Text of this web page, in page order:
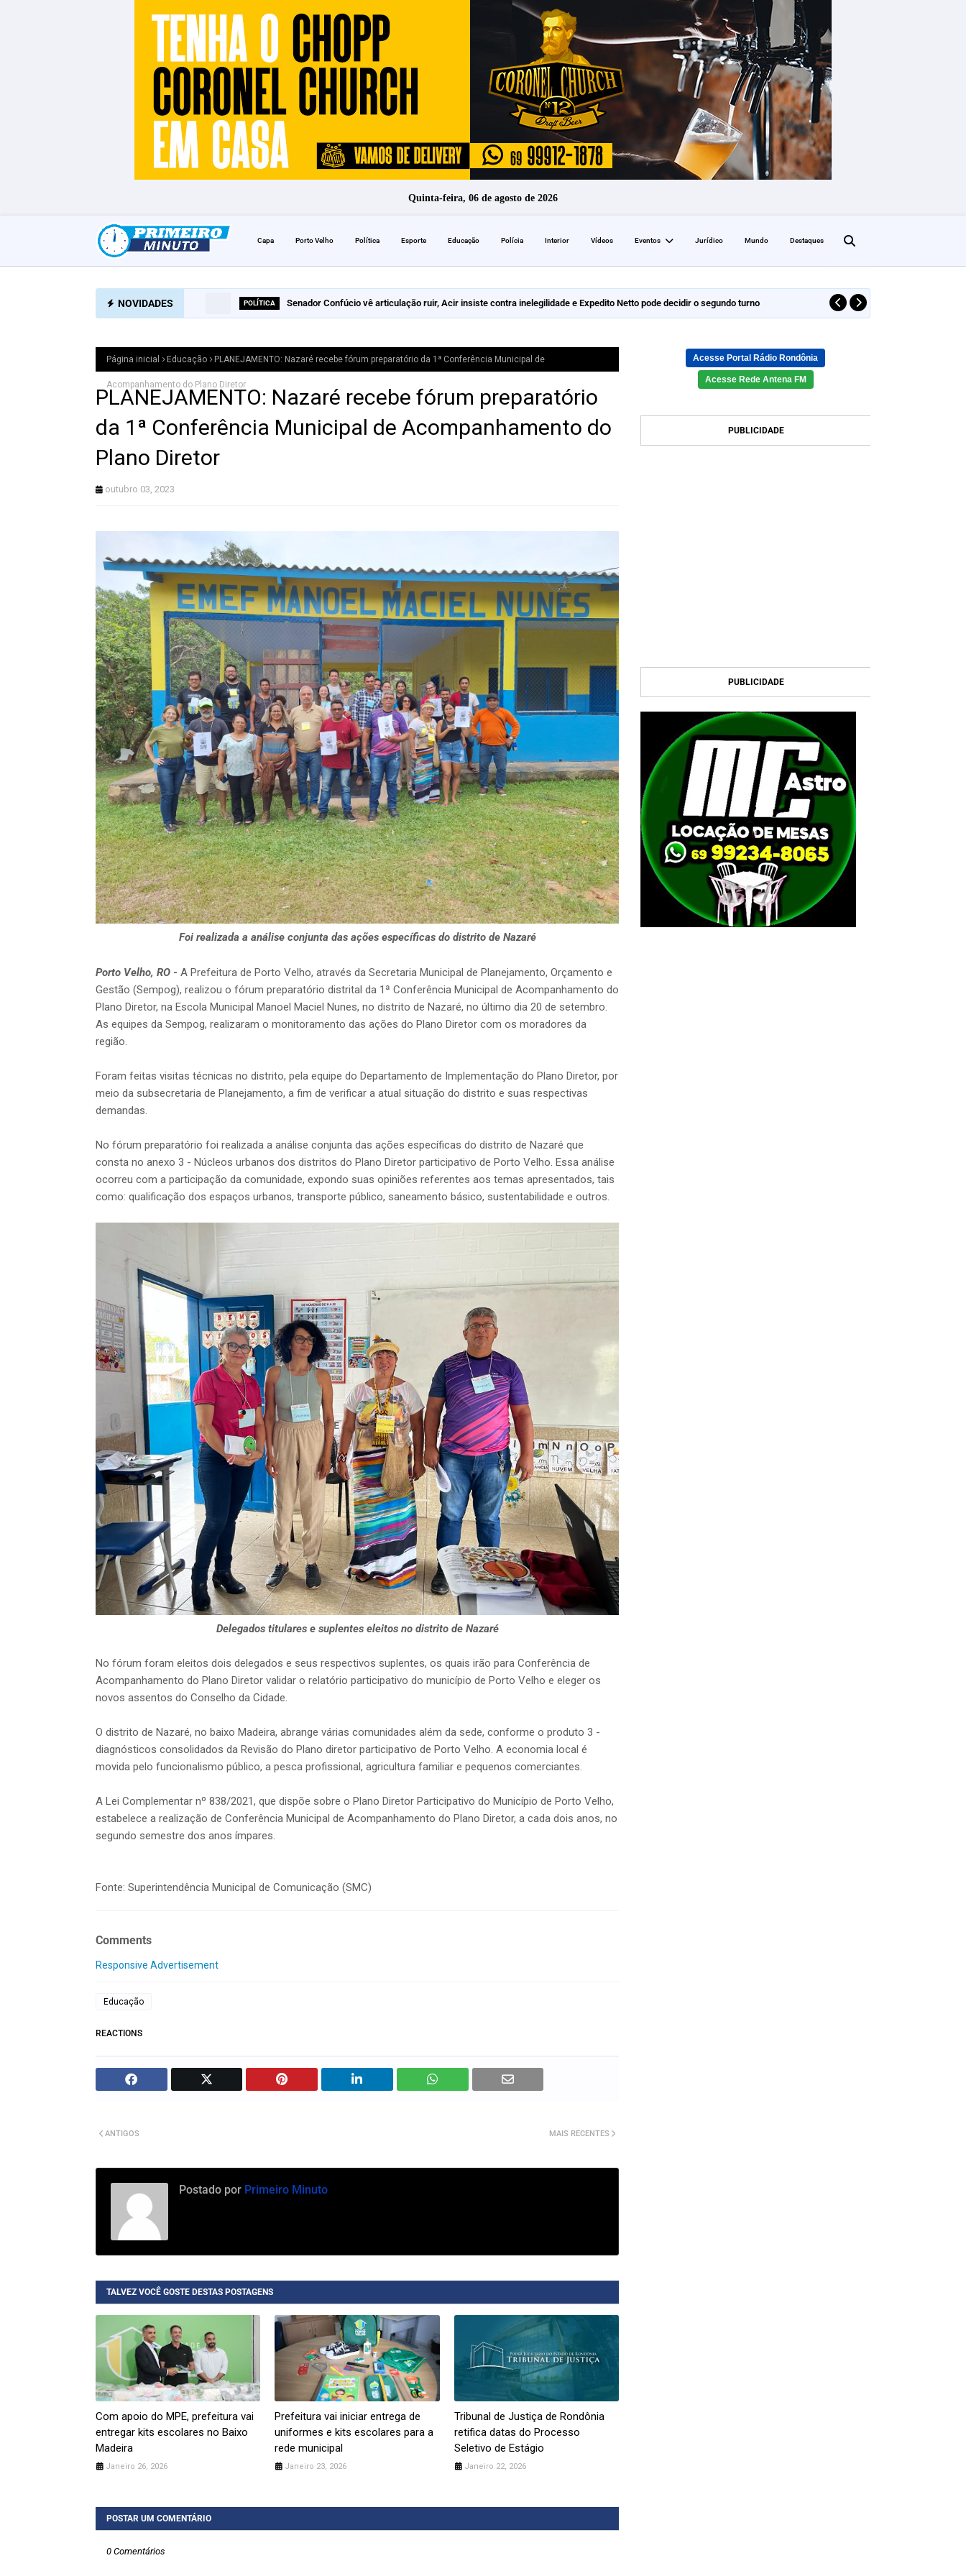
Quinta-feira, 06 de agosto de 2026
Capa Porto Velho Política Esporte Educação Polícia Interior Vídeos Eventos Jurídico Mundo Destaques
NOVIDADES POLÍTICA Senador Confúcio vê articulação ruir, Acir insiste contra inelegilidade e Expedito Netto pode decidir o segundo turno
Página inicial Educação PLANEJAMENTO: Nazaré recebe fórum preparatório da 1ª Conferência Municipal de
Acompanhamento do Plano Diretor
PLANEJAMENTO: Nazaré recebe fórum preparatório
da 1ª Conferência Municipal de Acompanhamento do
Plano Diretor
outubro 03, 2023
Foi realizada a análise conjunta das ações específicas do distrito de Nazaré
Porto Velho, RO - A Prefeitura de Porto Velho, através da Secretaria Municipal de Planejamento, Orçamento e
Gestão (Sempog), realizou o fórum preparatório distrital da 1ª Conferência Municipal de Acompanhamento do
Plano Diretor, na Escola Municipal Manoel Maciel Nunes, no distrito de Nazaré, no último dia 20 de setembro.
As equipes da Sempog, realizaram o monitoramento das ações do Plano Diretor com os moradores da
região.
Foram feitas visitas técnicas no distrito, pela equipe do Departamento de Implementação do Plano Diretor, por
meio da subsecretaria de Planejamento, a fim de verificar a atual situação do distrito e suas respectivas
demandas.
No fórum preparatório foi realizada a análise conjunta das ações específicas do distrito de Nazaré que
consta no anexo 3 - Núcleos urbanos dos distritos do Plano Diretor participativo de Porto Velho. Essa análise
ocorreu com a participação da comunidade, expondo suas opiniões referentes aos temas apresentados, tais
como: qualificação dos espaços urbanos, transporte público, saneamento básico, sustentabilidade e outros.
Delegados titulares e suplentes eleitos no distrito de Nazaré
No fórum foram eleitos dois delegados e seus respectivos suplentes, os quais irão para Conferência de
Acompanhamento do Plano Diretor validar o relatório participativo do município de Porto Velho e eleger os
novos assentos do Conselho da Cidade.
O distrito de Nazaré, no baixo Madeira, abrange várias comunidades além da sede, conforme o produto 3 -
diagnósticos consolidados da Revisão do Plano diretor participativo de Porto Velho. A economia local é
movida pelo funcionalismo público, a pesca profissional, agricultura familiar e pequenos comerciantes.
A Lei Complementar nº 838/2021, que dispõe sobre o Plano Diretor Participativo do Município de Porto Velho,
estabelece a realização de Conferência Municipal de Acompanhamento do Plano Diretor, a cada dois anos, no
segundo semestre dos anos ímpares.
Fonte: Superintendência Municipal de Comunicação (SMC)
Comments
Responsive Advertisement
Educação
REACTIONS
MAIS RECENTES
ANTIGOS
Postado por Primeiro Minuto
TALVEZ VOCÊ GOSTE DESTAS POSTAGENS
Com apoio do MPE, prefeitura vai
entregar kits escolares no Baixo
Madeira
Janeiro 26, 2026
Prefeitura vai iniciar entrega de
uniformes e kits escolares para a
rede municipal
Janeiro 23, 2026
Tribunal de Justiça de Rondônia
retifica datas do Processo
Seletivo de Estágio
Janeiro 22, 2026
POSTAR UM COMENTÁRIO
0 Comentários
Acesse Portal Rádio Rondônia
Acesse Rede Antena FM
PUBLICIDADE
PUBLICIDADE